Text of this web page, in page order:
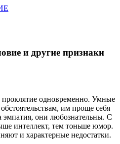
и другие признаки
одновременно. Умные
им проще себя
эмпатия, они любознательны. С
интеллект, тем тоньше юмор.
и характерные недостатки.